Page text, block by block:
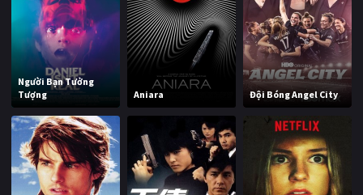
Người Bạn Tưởng
Tượng
Aniara Đội Bóng Angel City